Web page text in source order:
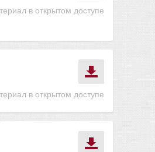
в открытом доступе
в открытом доступе